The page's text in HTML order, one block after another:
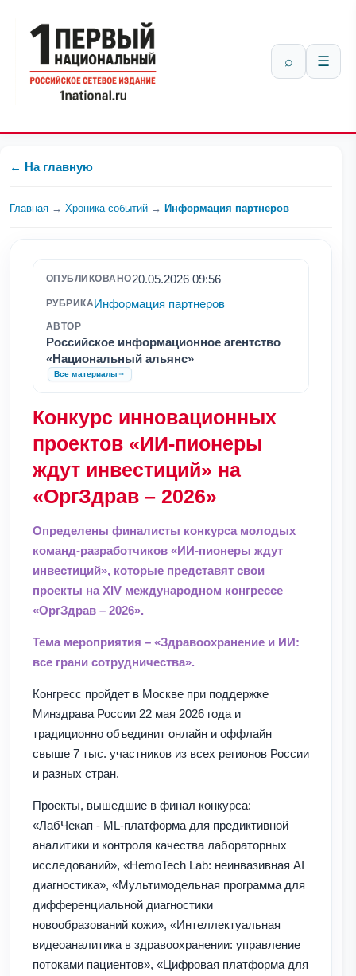
⌕ ☰
← На главную
Главная → Хроника событий → Информация партнеров
ОПУБЛИКОВАНО20.05.2026 09:56
РУБРИКАИнформация партнеров
АВТОР
Российское информационное агентство
«Национальный альянс»
Все материалы
Конкурс инновационных
проектов «ИИ-пионеры
ждут инвестиций» на
«ОргЗдрав – 2026»
Определены финалисты конкурса молодых
команд-разработчиков «ИИ-пионеры ждут
инвестиций», которые представят свои
проекты на XIV международном конгрессе
«ОргЗдрав – 2026».
Тема мероприятия – «Здравоохранение и ИИ:
все грани сотрудничества».
Конгресс пройдет в Москве при поддержке
Минздрава России 22 мая 2026 года и
традиционно объединит онлайн и оффлайн
свыше 7 тыс. участников из всех регионов России
и разных стран.
Проекты, вышедшие в финал конкурса:
«ЛабЧекап - ML-платформа для предиктивной
аналитики и контроля качества лабораторных
исследований», «HemoTech Lab: неинвазивная AI
диагностика», «Мультимодельная программа для
дифференциальной диагностики
новообразований кожи», «Интеллектуальная
видеоаналитика в здравоохранении: управление
потоками пациентов», «Цифровая платформа для